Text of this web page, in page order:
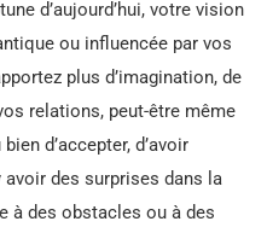
d’aujourd’hui, votre vision
ou influencée par vos
plus d’imagination, de
relations, peut-être même
d’accepter, d’avoir
avoir des surprises dans la
à des obstacles ou à des